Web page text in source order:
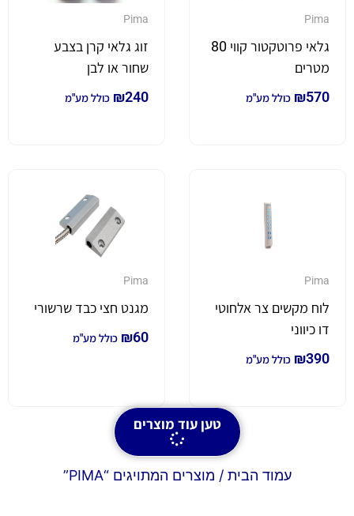
Pima
גלאי פרוטקטור קווי 80
מטרים
₪570 כולל מע"מ
Pima
זוג גלאי קרן בצבע
שחור או לבן
₪240 כולל מע"מ
Pima
לוח מקשים צר אלחוטי
דו כיווני
₪390 כולל מע"מ
Pima
מגנט חצי כבד שרשורי
₪60 כולל מע"מ
טען עוד מוצרים
עמוד הבית / מוצרים המתויגים “PIMA”